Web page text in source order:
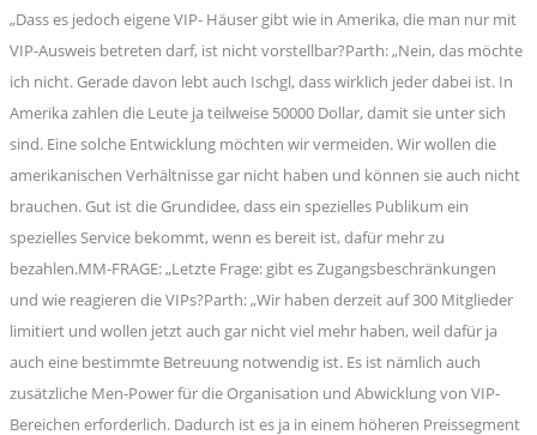
„Dass es jedoch eigene VIP- Häuser gibt wie in Amerika, die man nur mit
VIP-Ausweis betreten darf, ist nicht vorstellbar?Parth: „Nein, das möchte
ich nicht. Gerade davon lebt auch Ischgl, dass wirklich jeder dabei ist. In
Amerika zahlen die Leute ja teilweise 50000 Dollar, damit sie unter sich
sind. Eine solche Entwicklung möchten wir vermeiden. Wir wollen die
amerikanischen Verhältnisse gar nicht haben und können sie auch nicht
brauchen. Gut ist die Grundidee, dass ein spezielles Publikum ein
spezielles Service bekommt, wenn es bereit ist, dafür mehr zu
bezahlen.MM-FRAGE: „Letzte Frage: gibt es Zugangsbeschränkungen
und wie reagieren die VIPs?Parth: „Wir haben derzeit auf 300 Mitglieder
limitiert und wollen jetzt auch gar nicht viel mehr haben, weil dafür ja
auch eine bestimmte Betreuung notwendig ist. Es ist nämlich auch
zusätzliche Men-Power für die Organisation und Abwicklung von VIP-
Bereichen erforderlich. Dadurch ist es ja in einem höheren Preissegment